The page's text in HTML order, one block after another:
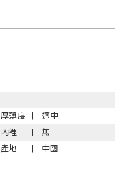
厚薄度
適中
內裡
無
產地 中國